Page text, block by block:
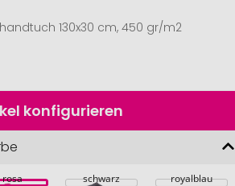
130x30 cm, 450 gr/m2
konfigurieren
rosa schwarz
royalblau